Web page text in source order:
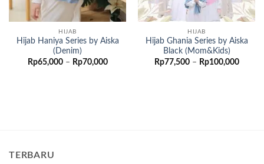
HIJAB
Hijab Haniya Series by Aiska
(Denim)
Rp65,000 – Rp70,000Rentang
HIJAB
Hijab Ghania Series by Aiska
Black (Mom&Kids)
Rp77,500 – Rp100,000
TERBARU